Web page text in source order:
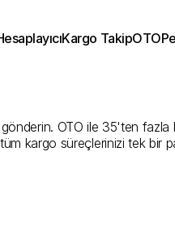
OTO ile 35'ten fazla
kargo süreçlerinizi tek bir
Kargo Takip